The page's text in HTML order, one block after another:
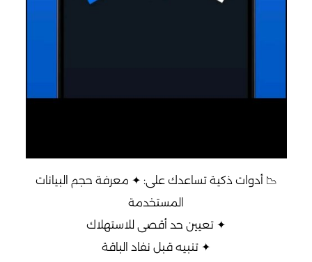
📉 أدوات ذكية تساعدك على: ✦ معرفة حجم البيانات
المستخدمة
✦ تعيين حد أقصى للاستهلاك
✦ تنبيه قبل نفاد الباقة